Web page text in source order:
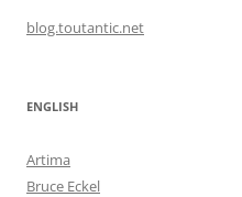
blog.toutantic.net
ENGLISH
Artima
Bruce Eckel